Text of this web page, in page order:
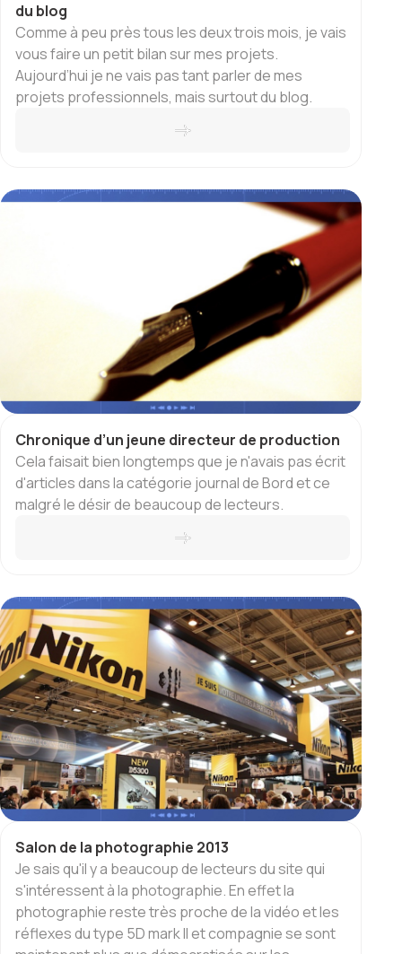
du blog
Comme à peu près tous les deux trois mois, je vais
vous faire un petit bilan sur mes projets.
Aujourd’hui je ne vais pas tant parler de mes
projets professionnels, mais surtout du blog.
Chronique d’un jeune directeur de production
Cela faisait bien longtemps que je n'avais pas écrit
d'articles dans la catégorie journal de Bord et ce
malgré le désir de beaucoup de lecteurs.
Salon de la photographie 2013
Je sais qu'il y a beaucoup de lecteurs du site qui
s'intéressent à la photographie. En effet la
photographie reste très proche de la vidéo et les
réflexes du type 5D mark II et compagnie se sont